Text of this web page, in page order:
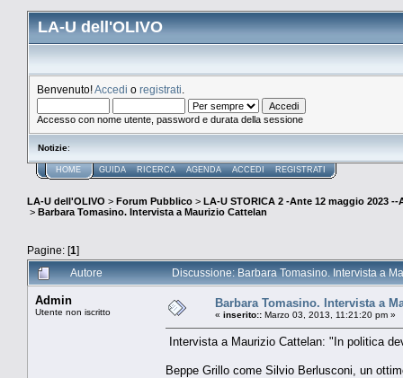
LA-U dell'OLIVO
Benvenuto!Accedi o registrati
Accesso con nome utente, password e durata della sessione
Notizie:
HOME GUIDA RICERCA AGENDA ACCEDI REGISTRATI
LA-U dell'OLIVO > Forum Pubblico > LA-U STORICA 2 -Ante 12 maggio 2023 --
> Barbara Tomasino. Intervista a Maurizio Cattelan
Pagine: [1]
Autore
Discussione: Barbara Tomasino. Intervista a
Admin
Utente non iscritto
Barbara Tomasino. Intervista a
« inserito:: Marzo 03, 2013, 11:21:20 pm »
Intervista a Maurizio Cattelan: "In politica
Beppe Grillo come Silvio Berlusconi, un